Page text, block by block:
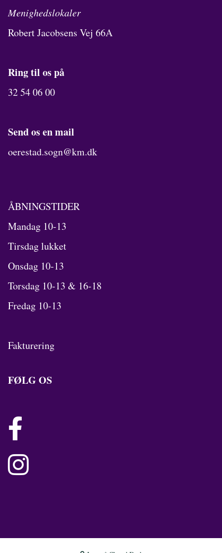
Menighedslokaler
Robert Jacobsens Vej 66A
Ring til os på
32 54 06 00
Send os en mail
oerestad.sogn@km.dk
ÅBNINGSTIDER
Mandag 10-13
Tirsdag lukket
Onsdag 10-13
Torsdag 10-13 & 16-18
Fredag 10-13
Fakturering
FØLG OS

